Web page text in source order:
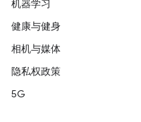
机器学习
健康与健身
相机与媒体
隐私权政策
5G